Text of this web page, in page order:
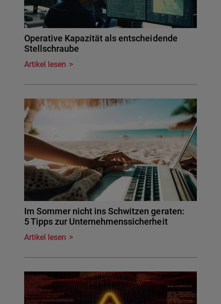
Operative Kapazität als entscheidende
Stellschraube
Artikel lesen
Im Sommer nicht ins Schwitzen geraten:
5 Tipps zur Unternehmenssicherheit
Artikel lesen